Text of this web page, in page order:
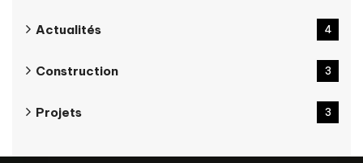
Actualités 4
Construction 3
Projets 3